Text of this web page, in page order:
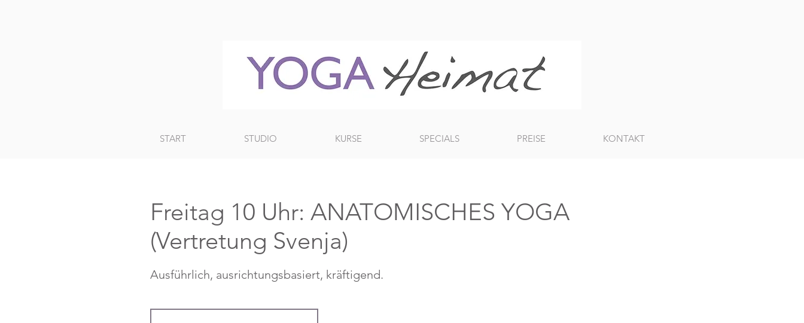
START STUDIO KURSE SPECIALS PREISE KONTAKT
Freitag 10 Uhr: ANATOMISCHES YOGA
(Vertretung Svenja)